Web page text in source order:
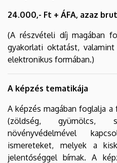
24.000,- Ft + ÁFA, azaz
(A részvételi díj magában
gyakorlati oktatást,
elektronikus formában.)
A képzés tematikája
A képzés magában foglalja
(zöldség, gyümölcs,
növényvédelmével
ismereteket, melyek a
jelentőséggel bírnak. A